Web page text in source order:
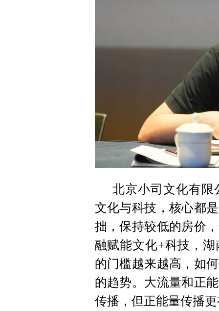
北京小司文化有限
文化与科技，核心都
拙，保持较低的房价
融赋能文化+科技，
的门槛越来越高，如
的趋势。大流量和正
传播，但正能量传播